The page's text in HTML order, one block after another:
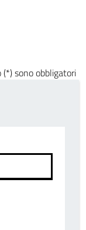
sono obbligatori